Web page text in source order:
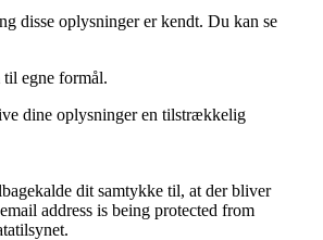
disse oplysninger er kendt. Du kan se
egne formål.
dine oplysninger en tilstrækkelig
dit samtykke til, at der bliver
address is being protected from